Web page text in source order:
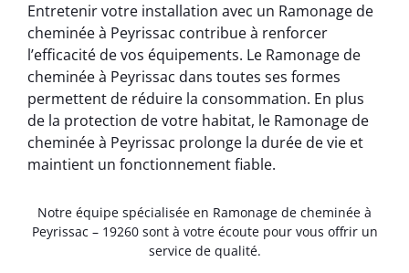
Entretenir votre installation avec un Ramonage de
cheminée à Peyrissac contribue à renforcer
l’efficacité de vos équipements. Le Ramonage de
cheminée à Peyrissac dans toutes ses formes
permettent de réduire la consommation. En plus
de la protection de votre habitat, le Ramonage de
cheminée à Peyrissac prolonge la durée de vie et
maintient un fonctionnement fiable.
Notre équipe spécialisée en Ramonage de cheminée à
Peyrissac – 19260 sont à votre écoute pour vous offrir un
service de qualité.